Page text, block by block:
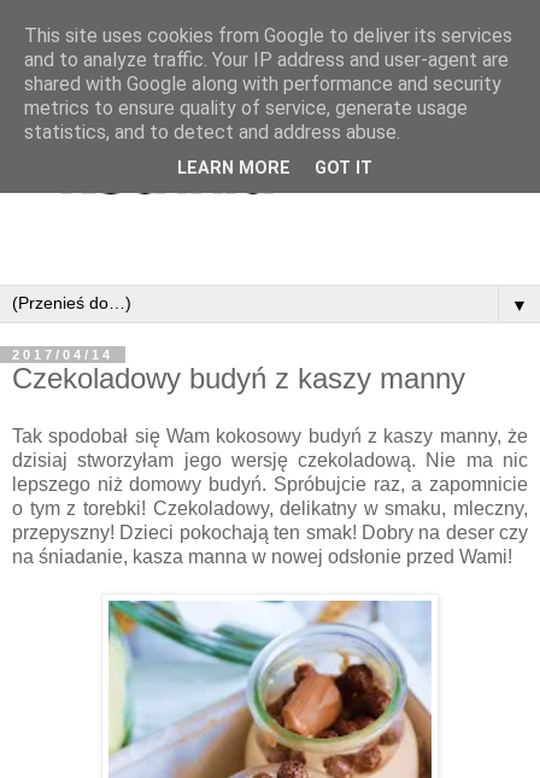
▼
2017/04/14
Czekoladowy budyń z kaszy manny
Tak spodobał się Wam kokosowy budyń z kaszy manny, że
dzisiaj stworzyłam jego wersję czekoladową. Nie ma nic
lepszego niż domowy budyń. Spróbujcie raz, a zapomnicie
o tym z torebki! Czekoladowy, delikatny w smaku, mleczny,
przepyszny! Dzieci pokochają ten smak! Dobry na deser czy
na śniadanie, kasza manna w nowej odsłonie przed Wami!
This site uses cookies from Google to deliver its services
and to analyze traffic. Your IP address and user-agent are
shared with Google along with performance and security
metrics to ensure quality of service, generate usage
statistics, and to detect and address abuse.
LEARN MORE GOT IT